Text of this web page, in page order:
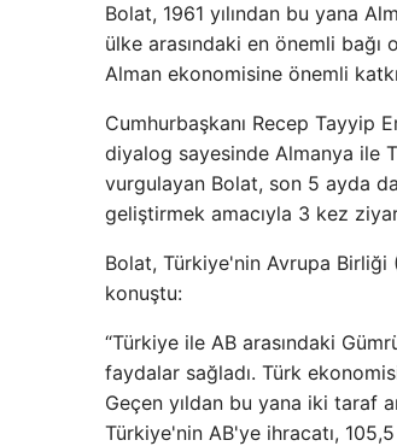
Bolat, 1961 yılından bu yana
ülke arasındaki en önemli
Alman ekonomisine önemli
Cumhurbaşkanı Recep Tayyip
diyalog sayesinde Almanya ile
vurgulayan Bolat, son 5 ayda
geliştirmek amacıyla 3 kez
Bolat, Türkiye'nin Avrupa Birliği
konuştu:
“Türkiye ile AB arasındaki
faydalar sağladı. Türk
Geçen yıldan bu yana iki taraf
Türkiye'nin AB'ye ihracatı,